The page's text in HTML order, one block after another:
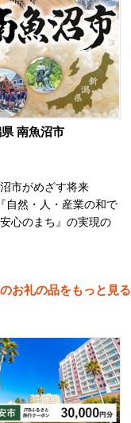
南魚沼市
市がめざす将来
自然・人・産業の和で
心のまち』の実現の
お礼の品をもっと見る